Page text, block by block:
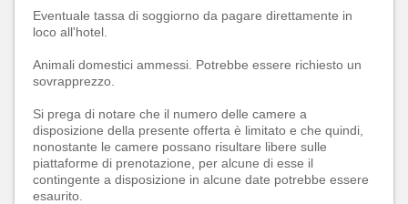
Eventuale tassa di soggiorno da pagare direttamente in
loco all'hotel.
Animali domestici ammessi. Potrebbe essere richiesto un
sovrapprezzo.
Si prega di notare che il numero delle camere a
disposizione della presente offerta è limitato e che quindi,
nonostante le camere possano risultare libere sulle
piattaforme di prenotazione, per alcune di esse il
contingente a disposizione in alcune date potrebbe essere
esaurito.